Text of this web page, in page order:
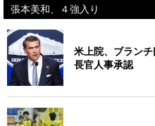
張本美和、４強入り
米上院、ブラン
長官人事承認